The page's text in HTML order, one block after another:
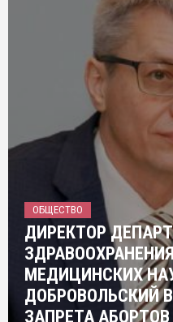
ОБЩЕСТВО
ДИРЕКТОР
МЕДИЦИНСКИХ
ДОБРОВОЛЬСКИЙ
ЗАПРЕТА АБОРТОВ